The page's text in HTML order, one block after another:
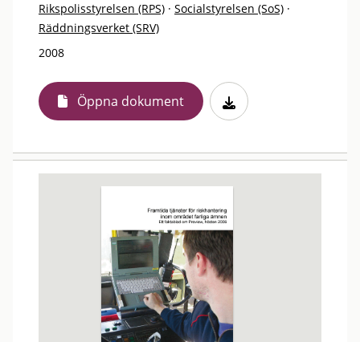
Rikspolisstyrelsen (RPS) · Socialstyrelsen (SoS) ·
Räddningsverket (SRV)
2008
Öppna dokument